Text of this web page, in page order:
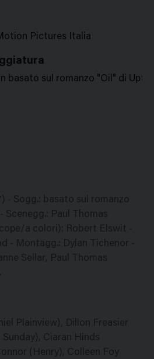
Pictures Italia
basato sul romanzo "Oil" di
- Sogg.: basato sul romanzo
Scenegg.: Paul Thomas
a colori): Robert Elswit -
- Montagg.: Dylan Tichenor -
Sellar, Paul Thomas
Plainview), Dillon Freasier
Ciaran Hinds
(Henry), Colleen Foy